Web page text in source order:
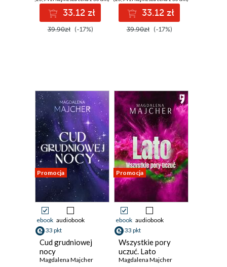
33.12 zł
39.90zł (-17%)
33.12 zł
39.90zł (-17%)
Promocja
ebook audiobook
33 pkt
Cud grudniowej
nocy
Magdalena Majcher
Promocja
ebook audiobook
33 pkt
Wszystkie pory
uczuć. Lato
Magdalena Majcher